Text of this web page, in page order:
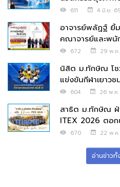
611 4 มิ.ย.
อาจารย์พลัฏฐ์ ยิ้ม
คณาจารย์และพนั
672 29 พ.ค
นิสิต ม.ทักษิณ โช
แข่งขันกีฬาเยาวช
604 26 พ.ค
สาธิต ม.ทักษิณ ฝ่
ITEX 2026 ตอก
670 22 พ.ค
อ่านข่าว